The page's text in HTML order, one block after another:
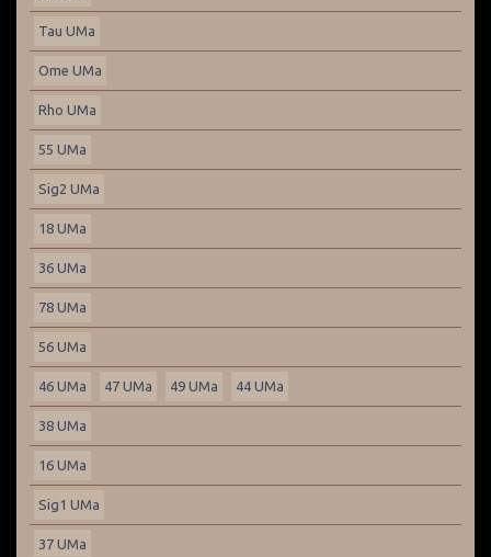
Tau UMa
Ome UMa
Rho UMa
55 UMa
Sig2 UMa
18 UMa
36 UMa
78 UMa
56 UMa
46 UMa 47 UMa 49 UMa 44 UMa
38 UMa
16 UMa
Sig1 UMa
37 UMa